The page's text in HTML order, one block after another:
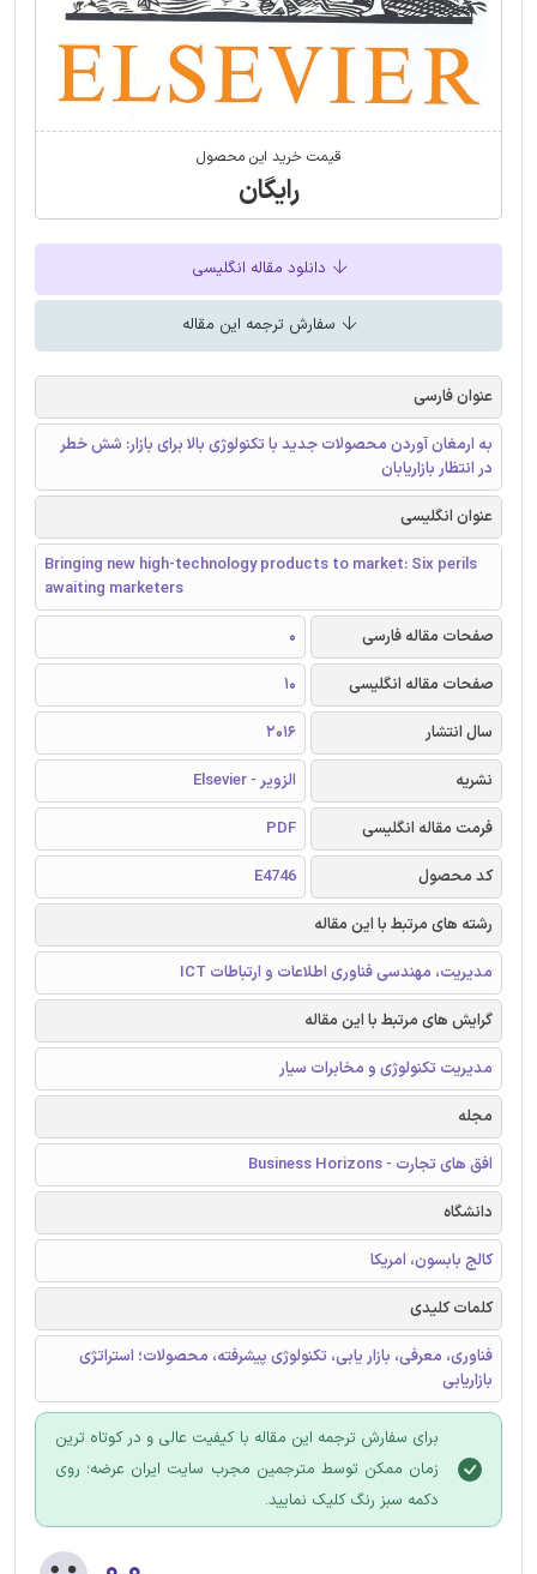
قیمت خرید این محصول
رایگان
دانلود مقاله انگلیسی
سفارش ترجمه این مقاله
عنوان فارسی
به ارمغان آوردن محصولات جدید با تکنولوژی بالا برای بازار: شش خطر
در انتظار بازاریابان
عنوان انگلیسی
Bringing new high-technology products to market: Six perils
awaiting marketers
صفحات مقاله فارسی
0
صفحات مقاله انگلیسی
10
سال انتشار
2016
نشریه
الزویر - Elsevier
فرمت مقاله انگلیسی
PDF
کد محصول
E4746
رشته های مرتبط با این مقاله
مدیریت، مهندسی فناوری اطلاعات و ارتباطات ICT
گرایش های مرتبط با این مقاله
مدیریت تکنولوژی و مخابرات سیار
مجله
افق های تجارت - Business Horizons
دانشگاه
کالج بابسون، امریکا
کلمات کلیدی
فناوری، معرفی، بازار یابی، تکنولوژی پیشرفته، محصولات؛ استراتژی
بازاریابی
برای سفارش ترجمه این مقاله با کیفیت عالی و در کوتاه ترین
زمان ممکن توسط مترجمین مجرب سایت ایران عرضه؛ روی
دکمه سبز رنگ کلیک نمایید.